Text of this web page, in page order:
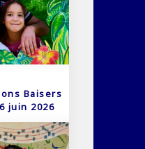
Baisers
juin 2026